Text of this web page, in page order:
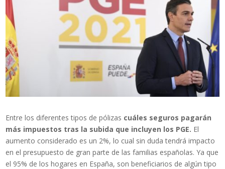
Entre los diferentes tipos de pólizas cuáles seguros pagarán
más impuestos tras la subida que incluyen los PGE. El
aumento considerado es un 2%, lo cual sin duda tendrá impacto
en el presupuesto de gran parte de las familias españolas. Ya que
el 95% de los hogares en España, son beneficiarios de algún tipo